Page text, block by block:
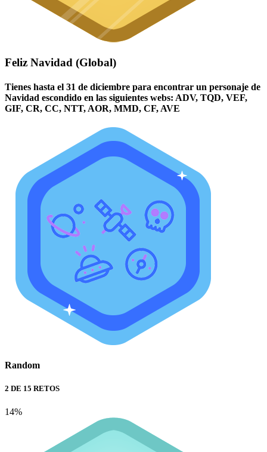
Feliz Navidad (Global)
Tienes hasta el 31 de diciembre para encontrar un personaje de
Navidad escondido en las siguientes webs: ADV, TQD, VEF,
GIF, CR, CC, NTT, AOR, MMD, CF, AVE
Random
2 DE 15 RETOS
14%